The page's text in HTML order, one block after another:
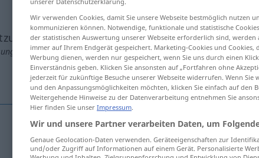
anklicken/antippen)
verkefni
Wir verwenden Cookies, damit Sie unsere Webseite bestmöglich nutzen
kommunizieren können. Notwendige, funktionale und statistische
der statistischen Auswertung unserer Webseite erforderlich sind,
immer auf Ihrem Endgerät gespeichert. Marketing-Cookies und
Werbung dienen, werden nur gespeichert, wenn Sie uns durch einen
Einverständnis geben. Klicken Sie ansonsten auf „Fortfahren ohne
jederzeit für zukünftige Besuche unserer Webseite widerrufen. Wenn
und den Anpassungsmöglichkeiten möchten, klicken Sie einfach auf den
Weitergehende Hinweise zu der Datenverarbeitung entnehmen Sie
Hier finden Sie unser Impressum.
Wir und unsere Partner verarbeiten Daten, um
Genaue Geolocation-Daten verwenden. Geräteeigenschaften zur
und/oder Zugriff auf Informationen auf einem Gerät. Personalisierte